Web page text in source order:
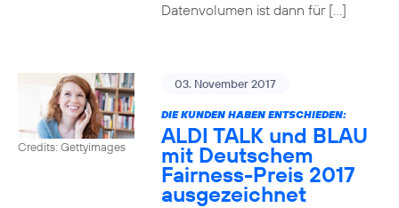
Datenvolumen ist dann für […]
Credits: Gettyimages
03. November 2017
DIE KUNDEN HABEN ENTSCHIEDEN:
ALDI TALK und BLAU
mit Deutschem
Fairness-Preis 2017
ausgezeichnet